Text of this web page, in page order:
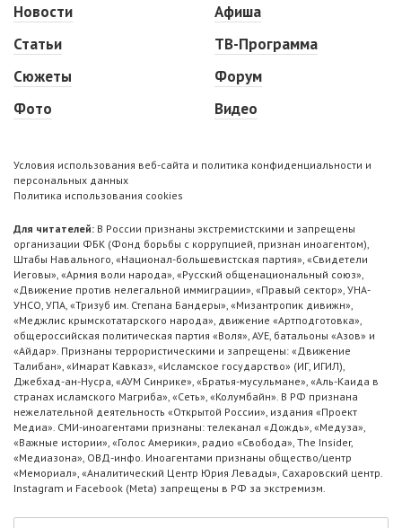
Новости
Статьи
Сюжеты
Фото
Афиша
ТВ-Программа
Форум
Видео
Условия использования веб-сайта и политика конфиденциальности и
персональных данных
Политика использования cookies
Для читателей: В России признаны экстремистскими и запрещены
организации ФБК (Фонд борьбы с коррупцией, признан иноагентом),
Штабы Навального, «Национал-большевистская партия», «Свидетели
Иеговы», «Армия воли народа», «Русский общенациональный союз»,
«Движение против нелегальной иммиграции», «Правый сектор», УНА-
УНСО, УПА, «Тризуб им. Степана Бандеры», «Мизантропик дивижн»,
«Меджлис крымскотатарского народа», движение «Артподготовка»,
общероссийская политическая партия «Воля», АУЕ, батальоны «Азов» и
«Айдар». Признаны террористическими и запрещены: «Движение
Талибан», «Имарат Кавказ», «Исламское государство» (ИГ, ИГИЛ),
Джебхад-ан-Нусра, «АУМ Синрике», «Братья-мусульмане», «Аль-Каида в
странах исламского Магриба», «Сеть», «Колумбайн». В РФ признана
нежелательной деятельность «Открытой России», издания «Проект
Медиа». СМИ-иноагентами признаны: телеканал «Дождь», «Медуза»,
«Важные истории», «Голос Америки», радио «Свобода», The Insider,
«Медиазона», ОВД-инфо. Иноагентами признаны общество/центр
«Мемориал», «Аналитический Центр Юрия Левады», Сахаровский центр.
Instagram и Facebook (Metа) запрещены в РФ за экстремизм.